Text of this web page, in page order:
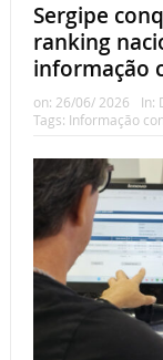
Sergipe
ranking
informação
on: 26/06/ 2026 In:
Tags: Informação